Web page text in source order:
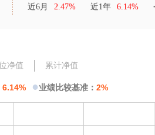
近6月
2.47% 近1年 6.14%
净值 累计净值
6.14% ●业绩比较基准： 2%